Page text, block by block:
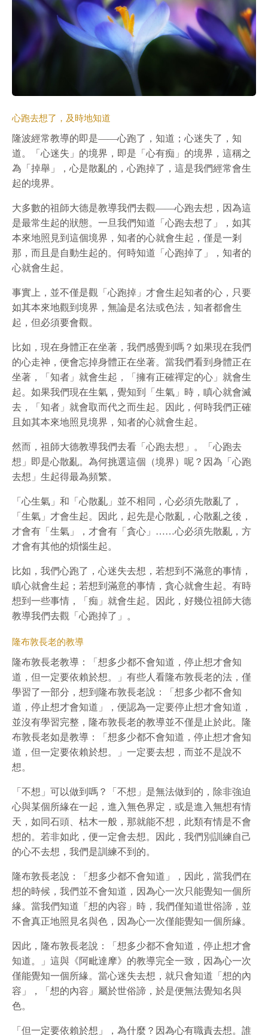
心跑去想了，及時地知道
隆波經常教導的即是——心跑了，知道；心迷失了，知
道。「心迷失」的境界，即是「心有痴」的境界，這稱之
為「掉舉」，心是散亂的，心跑掉了，這是我們經常會生
起的境界。
大多數的祖師大德是教導我們去觀——心跑去想，因為這
是最常生起的狀態。一旦我們知道「心跑去想了」，如其
本來地照見到這個境界，知者的心就會生起，僅是一剎
那，而且是自動生起的。何時知道「心跑掉了」，知者的
心就會生起。
事實上，並不僅是觀「心跑掉」才會生起知者的心，只要
如其本來地觀到境界，無論是名法或色法，知者都會生
起，但必須要會觀。
比如，現在身體正在坐著，我們感覺到嗎？如果現在我們
的心走神，便會忘掉身體正在坐著。當我們看到身體正在
坐著，「知者」就會生起，「擁有正確禪定的心」就會生
起。如果我們現在生氣，覺知到「生氣」時，瞋心就會滅
去，「知者」就會取而代之而生起。因此，何時我們正確
且如其本來地照見境界，知者的心就會生起。
然而，祖師大德教導我們去看「心跑去想」。「心跑去
想」即是心散亂。為何挑選這個（境界）呢？因為「心跑
去想」生起得最為頻繁。
「心生氣」和「心散亂」並不相同，心必須先散亂了，
「生氣」才會生起。因此，起先是心散亂，心散亂之後，
才會有「生氣」，才會有「貪心」……心必須先散亂，方
才會有其他的煩惱生起。
比如，我們心跑了，心迷失去想，若想到不滿意的事情，
瞋心就會生起；若想到滿意的事情，貪心就會生起。有時
想到一些事情，「痴」就會生起。因此，好幾位祖師大德
教導我們去觀「心跑掉了」。
隆布敦長老的教導
隆布敦長老教導：「想多少都不會知道，停止想才會知
道，但一定要依賴於想。」有些人看隆布敦長老的法，僅
學習了一部分，想到隆布敦長老說：「想多少都不會知
道，停止想才會知道」，便認為一定要停止想才會知道，
並沒有學習完整，隆布敦長老的教導並不僅是止於此。隆
布敦長老如是教導：「想多少都不會知道，停止想才會知
道，但一定要依賴於想。」一定要去想，而並不是說不
想。
「不想」可以做到嗎？「不想」是無法做到的，除非強迫
心與某個所緣在一起，進入無色界定，或是進入無想有情
天，如同石頭、枯木一般，那就能不想，此類有情是不會
想的。若非如此，便一定會去想。因此，我們別訓練自己
的心不去想，我們是訓練不到的。
隆布敦長老說：「想多少都不會知道」，因此，當我們在
想的時候，我們並不會知道，因為心一次只能覺知一個所
緣。當我們知道「想的內容」時，我們僅知道世俗諦，並
不會真正地照見名與色，因為心一次僅能覺知一個所緣。
因此，隆布敦長老說：「想多少都不會知道，停止想才會
知道。」這與《阿毗達摩》的教導完全一致，因為心一次
僅能覺知一個所緣。當心迷失去想，就只會知道「想的內
容」，「想的內容」屬於世俗諦，於是便無法覺知名與
色。
「但一定要依賴於想」，為什麼？因為心有職責去想。誰